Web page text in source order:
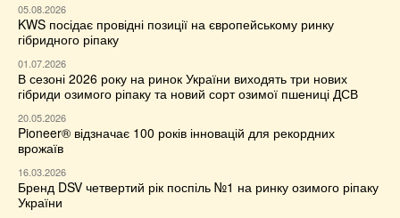
05.08.2026
KWS посідає провідні позиції на європейському ринку
гібридного ріпаку
01.07.2026
В сезоні 2026 року на ринок України виходять три нових
гібриди озимого ріпаку та новий сорт озимої пшениці ДСВ
20.05.2026
Pioneer® відзначає 100 років інновацій для рекордних
врожаїв
16.03.2026
Бренд DSV четвертий рік поспіль №1 на ринку озимого ріпаку
України